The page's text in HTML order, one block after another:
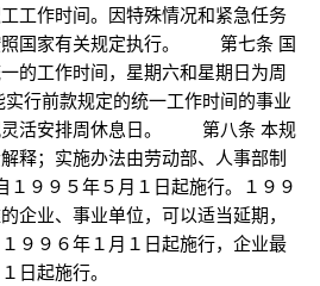
工作时间。因特殊情况和紧急任务
照国家有关规定执行。 第七条 国
的工作时间，星期六和星期日为周
前款规定的统一工作时间的事业
灵活安排周休息日。 第八条 本规
释；实施办法由劳动部、人事部制
９５年５月１日起施行。１９９
企业、事业单位，可以适当延期，
９９６年１月１日起施行，企业最
日起施行。